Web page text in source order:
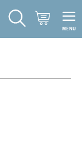
Hakutoiminto
MENU